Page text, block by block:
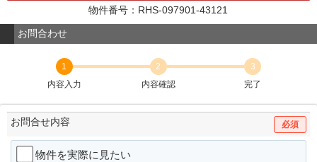
物件番号：RHS-097901-43121
お問合わせ
1
内容入力
2
内容確認
3
完了
お問合せ内容 必須
物件を実際に見たい